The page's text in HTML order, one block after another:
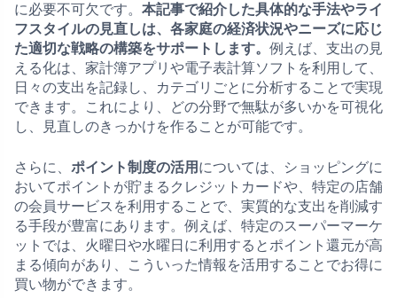
に必要不可欠です。 本記事で紹介した具体的な手法やライ
フスタイルの見直しは、各家庭の経済状況やニーズに応じ
た適切な戦略の構築をサポートします。 例えば、支出の見
える化は、家計簿アプリや電子表計算ソフトを利用して、
日々の支出を記録し、カテゴリごとに分析することで実現
できます。これにより、どの分野で無駄が多いかを可視化
し、見直しのきっかけを作ることが可能です。
さらに、 ポイント制度の活用 については、ショッピングに
おいてポイントが貯まるクレジットカードや、特定の店舗
の会員サービスを利用することで、実質的な支出を削減す
る手段が豊富にあります。例えば、特定のスーパーマーケ
ットでは、火曜日や水曜日に利用するとポイント還元が高
まる傾向があり、こういった情報を活用することでお得に
買い物ができます。